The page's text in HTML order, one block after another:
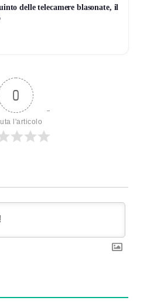
delle telecamere blasonate, il
0
l'articolo